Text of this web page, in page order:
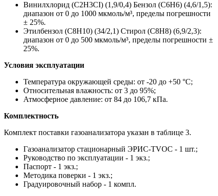
Винилхлорид (C2H3CI) (1,9/0,4) Бензол (C6H6) (4,6/1,5):
диапазон от 0 до 1000 мкмоль/м³, пределы погрешности
± 25%.
Этилбензол (C8H10) (34/2,1) Стирол (C8H8) (6,9/2,3):
диапазон от 0 до 500 мкмоль/м³, пределы погрешности ±
25%.
Условия эксплуатации
Температура окружающей среды: от -20 до +50 °C;
Относительная влажность: от 3 до 95%;
Атмосферное давление: от 84 до 106,7 кПа.
Комплектность
Комплект поставки газоанализатора указан в таблице 3.
Газоанализатор стационарный ЭРИС-TVOC - 1 шт.;
Руководство по эксплуатации - 1 экз.;
Паспорт - 1 экз.;
Методика поверки - 1 экз.;
Градуировочный набор - 1 компл.